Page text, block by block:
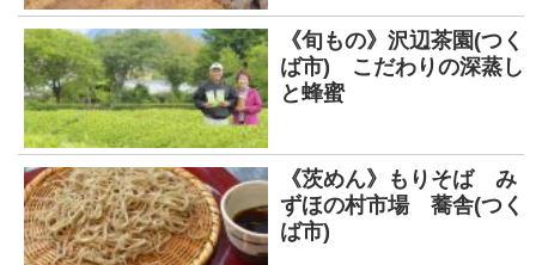
《旬もの》沢辺茶園(つく
ば市) こだわりの深蒸し
と蜂蜜
《茨めん》もりそば み
ずほの村市場 蕎舎(つく
ば市)